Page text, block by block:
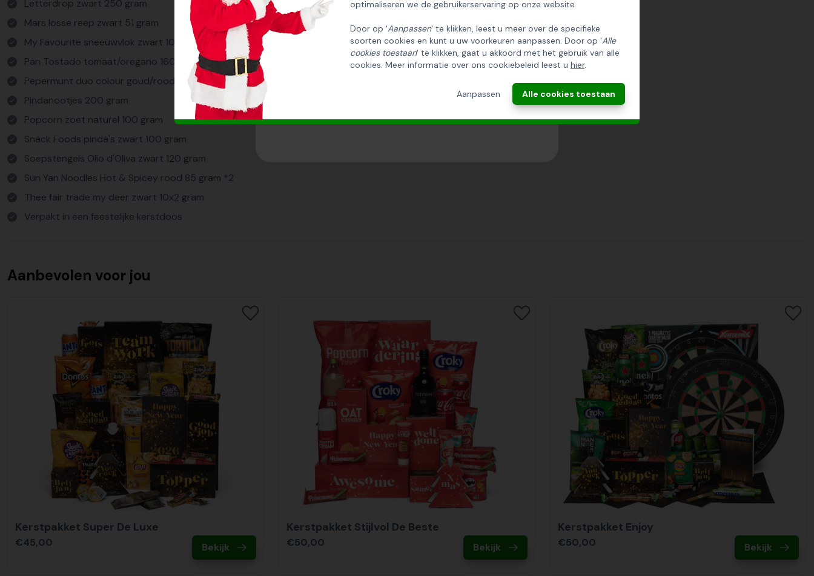
optimaliseren we de gebruikerservaring op onze website.
Door op 'Aanpassen' te klikken, leest u meer over de specifieke
soorten cookies en kunt u uw voorkeuren aanpassen. Door op 'Alle
cookies toestaan' te klikken, gaat u akkoord met het gebruik van alle
cookies. Meer informatie over ons cookiebeleid leest u hier.
Aanpassen Alle cookies toestaan
Letterdrop zwart 250 gram
Mars losse reep zwart 51 gram
My Favourite sneeuwvlok zwart 100 gram
Pan Tostado tomaat/oregano 160 gram
Pepermunt duo colour goud/rood 100 gram
Pindanootjes 200 gram
Popcorn zoet naturel 100 gram
Snack Foods pinda's zwart 100 gram
Soepstengels Olio d'Oliva zwart 120 gram
Sun Yan Noodles Hot & Spicey rood 85 gram *2
Thee fair trade my deer zwart 10x2 gram
Verpakt in een feestelijke kerstdoos
Aanbevolen voor jou
Kerstpakket Super De Luxe
€45,00 Bekijk
Kerstpakket Stijlvol De Beste
€50,00 Bekijk
Kerstpakket Enjoy
€50,00 Bekijk
INSCHRIJVEN!